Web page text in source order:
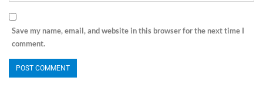
Save my name, email, and website in this browser for the next time I
comment.